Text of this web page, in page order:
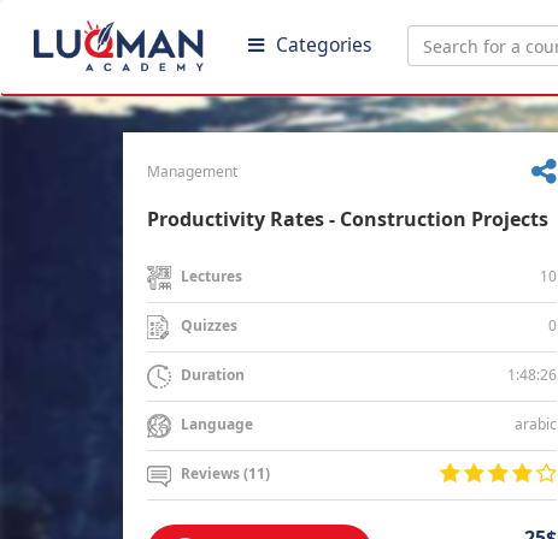
Categories
Management
Productivity Rates - Construction Projects
Lectures 10
Quizzes 0
Duration 1:48:26
Language arabic
Reviews (11)